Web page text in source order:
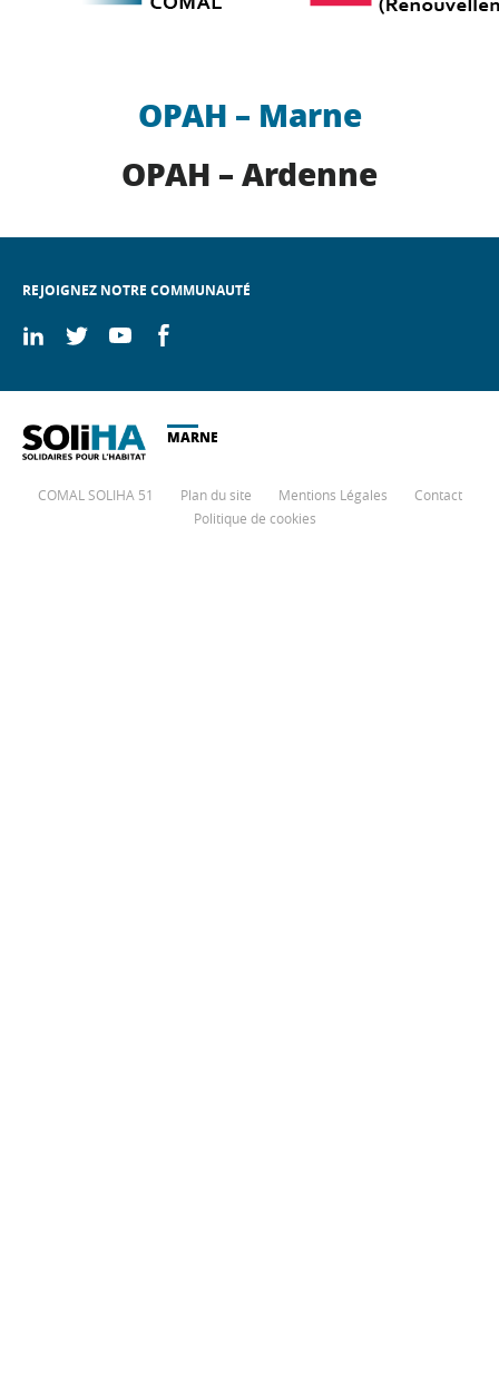
OPAH – Marne
OPAH – Ardenne
REJOIGNEZ NOTRE COMMUNAUTÉ
On
On
On
youtube
On
facebook
MARNE
COMAL SOLIHA 51 Plan du site Mentions Légales
Contact
Politique de cookies